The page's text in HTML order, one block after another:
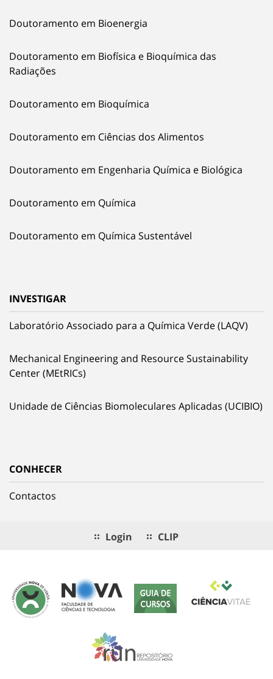
Doutoramento em Bioenergia
Doutoramento em Biofísica e Bioquímica das
Radiações
Doutoramento em Bioquímica
Doutoramento em Ciências dos Alimentos
Doutoramento em Engenharia Química e Biológica
Doutoramento em Química
Doutoramento em Química Sustentável
INVESTIGAR
Laboratório Associado para a Química Verde (LAQV)
Mechanical Engineering and Resource Sustainability
Center (MEtRICs)
Unidade de Ciências Biomoleculares Aplicadas (UCIBIO)
CONHECER
Contactos
Login CLIP